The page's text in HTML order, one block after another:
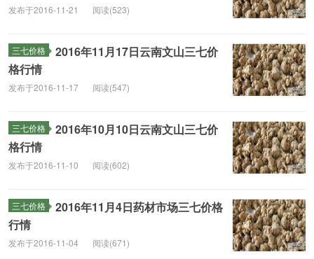
发布于2016-11-21 阅读(523)
三七价格
2016年11月17日云南文山三七价
格行情
发布于2016-11-17 阅读(547)
三七价格
2016年10月10日云南文山三七价
格行情
发布于2016-11-10 阅读(602)
三七价格
2016年11月4日药材市场三七价格
行情
发布于2016-11-04 阅读(671)